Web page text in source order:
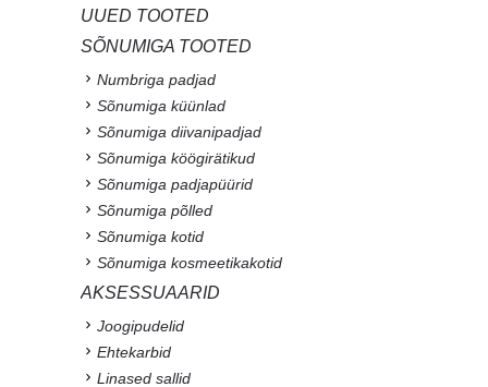
UUED TOOTED
SÕNUMIGA TOOTED
Numbriga padjad
Sõnumiga küünlad
Sõnumiga diivanipadjad
Sõnumiga köögirätikud
Sõnumiga padjapüürid
Sõnumiga põlled
Sõnumiga kotid
Sõnumiga kosmeetikakotid
AKSESSUAARID
Joogipudelid
Ehtekarbid
Linased sallid